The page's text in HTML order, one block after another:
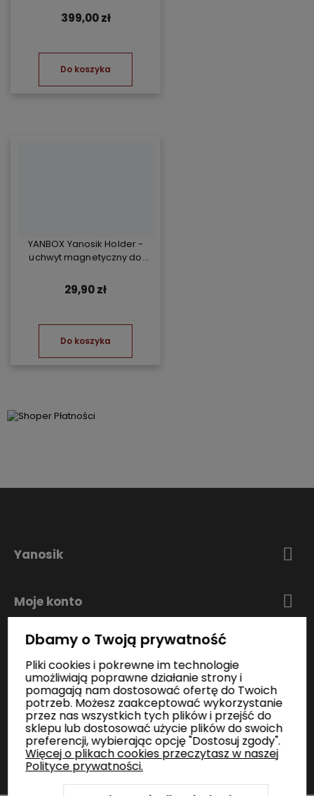
399,00 zł
Do koszyka
YANBOX Yanosik Holder -
uchwyt magnetyczny do
telefonu
29,90 zł
Do koszyka
Yanosik
Moje konto
Zakupy
Informacje
Kontakt
Dbamy o Twoją prywatność
Pliki cookies i pokrewne im technologie
umożliwiają poprawne działanie strony i
pomagają nam dostosować ofertę do Twoich
potrzeb. Możesz zaakceptować wykorzystanie
przez nas wszystkich tych plików i przejść do
sklepu lub dostosować użycie plików do swoich
preferencji, wybierając opcję "Dostosuj zgody".
Więcej o plikach cookies przeczytasz w naszej
Polityce prywatności.